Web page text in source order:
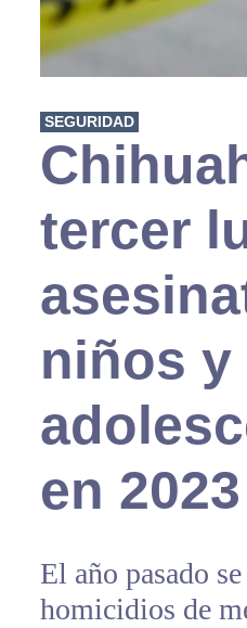
SEGURIDAD
tercer
niños y
en 2023
El año pasado
homicidios de